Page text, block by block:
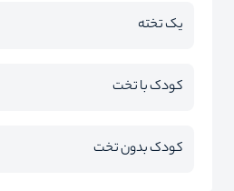
یک تخته
کودک با تخت
کودک بدون تخت